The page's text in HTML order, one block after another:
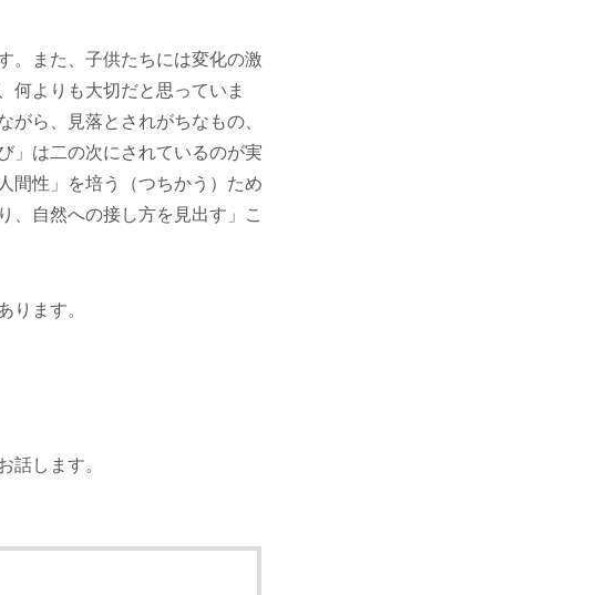
。また、子供たちには変化の激
何よりも大切だと思っていま
ら、見落とされがちなもの、
」は二の次にされているのが実
間性」を培う（つちかう）ため
、自然への接し方を見出す」こ
ります。
話します。